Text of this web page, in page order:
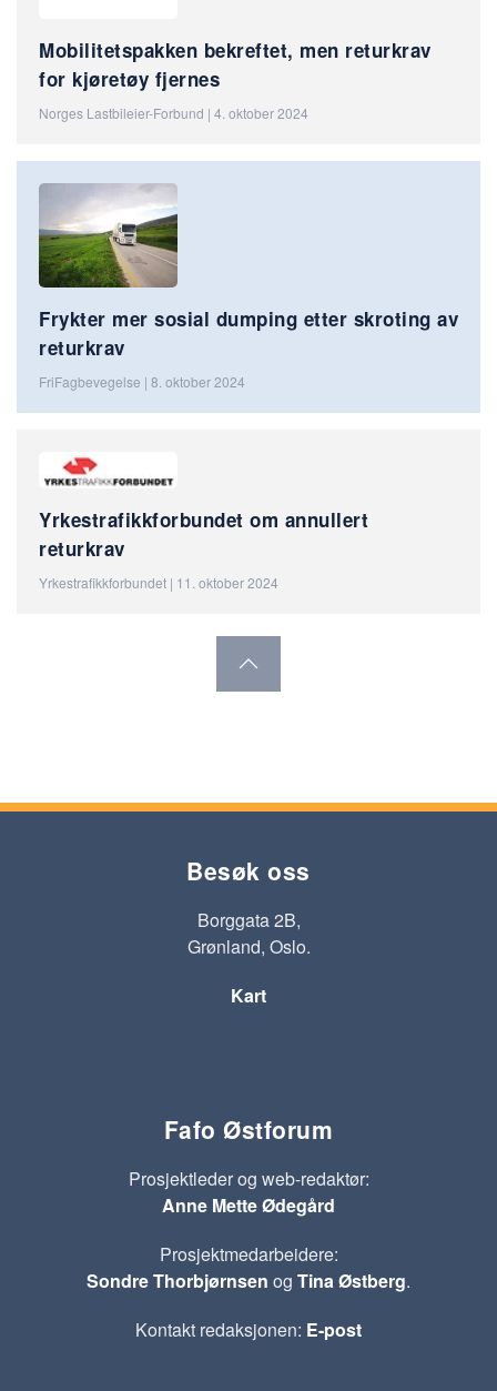
Mobilitetspakken bekreftet, men returkrav
for kjøretøy fjernes
Norges Lastbileier-Forbund | 4. oktober 2024
Frykter mer sosial dumping etter skroting av
returkrav
FriFagbevegelse | 8. oktober 2024
Yrkestrafikkforbundet om annullert
returkrav
Yrkestrafikkforbundet | 11. oktober 2024
Besøk oss
Borggata 2B,
Grønland, Oslo.
Kart
Fafo Østforum
Prosjektleder og web-redaktør:
Anne Mette Ødegård
Prosjektmedarbeidere:
Sondre Thorbjørnsen og Tina Østberg.
Kontakt redaksjonen: E-post